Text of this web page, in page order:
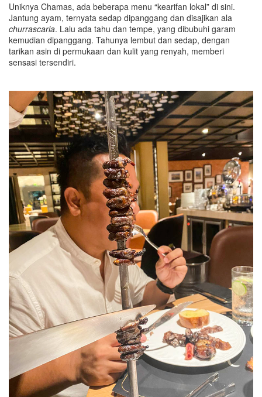
Uniknya Chamas, ada beberapa menu “kearifan lokal” di sini.
Jantung ayam, ternyata sedap dipanggang dan disajikan ala
churrascaria. Lalu ada tahu dan tempe, yang dibubuhi garam
kemudian dipanggang. Tahunya lembut dan sedap, dengan
tarikan asin di permukaan dan kulit yang renyah, memberi
sensasi tersendiri.